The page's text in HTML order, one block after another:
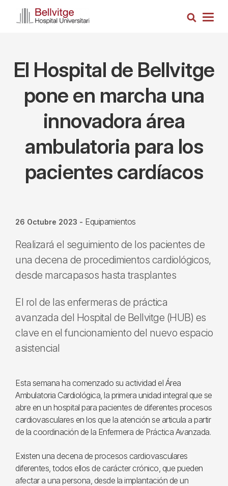
Busca
El Hospital de Bellvitge
pone en marcha una
innovadora área
ambulatoria para los
pacientes cardíacos
26 Octubre 2023 - Equipamientos
Realizará el seguimiento de los pacientes de
una decena de procedimientos cardiológicos,
desde marcapasos hasta trasplantes
El rol de las enfermeras de práctica
avanzada del Hospital de Bellvitge (HUB) es
clave en el funcionamiento del nuevo espacio
asistencial
Esta semana ha comenzado su actividad el Área
Ambulatoria Cardiológica, la primera unidad integral que se
abre en un hospital para pacientes de diferentes procesos
cardiovasculares en los que la atención se articula a partir
de la coordinación de la Enfermera de Práctica Avanzada.
Existen una decena de procesos cardiovasculares
diferentes, todos ellos de carácter crónico, que pueden
afectar a una persona, desde la implantación de un